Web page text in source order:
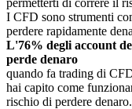
I CFD sono strumenti
perdere rapidamente
L'76% degli account
perde denaro
quando fa trading di
hai capito come
rischio di perdere denaro.